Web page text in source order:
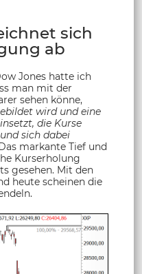
sich
ab
Jones hatte ich
man mit der
sehen könne,
wird und eine
die Kurse
sich dabei
markante Tief und
Kurserholung
gesehen. Mit den
heute scheinen die